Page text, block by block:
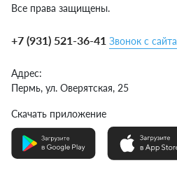
Все права защищены.
+7 (931) 521-36-41 Звонок с сайта
Адрес:
Пермь, ул. Оверятская, 25
Скачать приложение